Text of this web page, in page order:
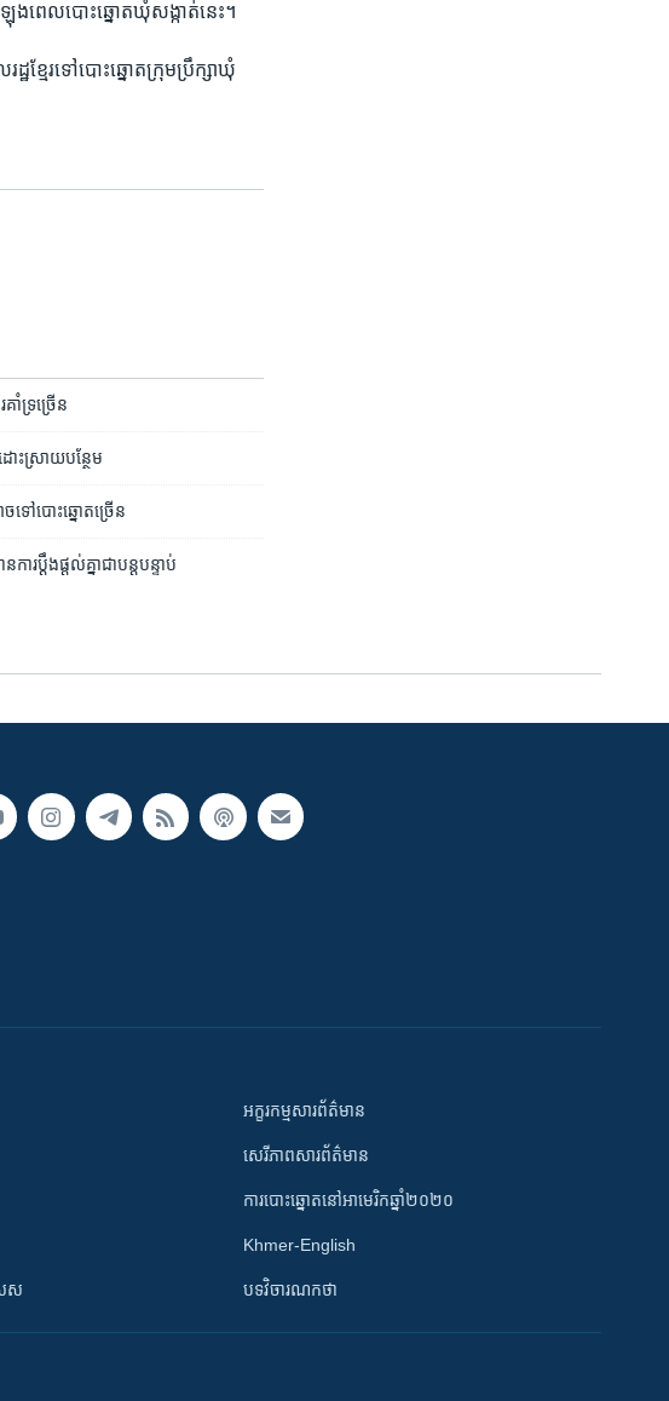
ង​ពេល​បោះ​ឆ្នោត​ឃុំសង្កាត់​នេះ។
ឋ​ខ្មែរទៅបោះ​ឆ្នោត​ក្រុម​ប្រឹក្សា​ឃុំ​
ទ្រ​ច្រើន
ះស្រាយបន្ថែម
ទៅ​បោះឆ្នោត​ច្រើន
ប្តឹង​ផ្តល់​គ្នា​ជា​បន្តបន្ទាប់
ស
អក្ខរកម្មសារព័ត៌មាន
សេរីភាពសារព័ត៌មាន
ការបោះឆ្នោតនៅអាមេរិកឆ្នាំ២០២០
Khmer-English
បទវិចារណកថា